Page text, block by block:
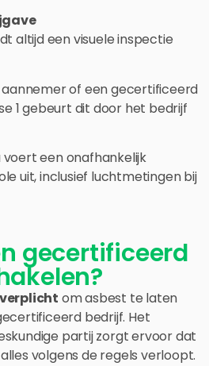
altijd een visuele inspectie
aannemer of een gecertificeerd
1 gebeurt dit door het bedrijf
voert een onafhankelijk
uit, inclusief luchtmetingen bij
gecertificeerd
verplicht om asbest te laten
bedrijf. Het
partij zorgt ervoor dat
volgens de regels verloopt.